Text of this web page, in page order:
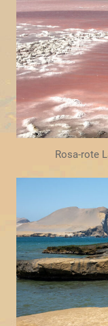
Rosa-rote